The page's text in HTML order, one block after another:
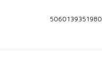
5060139351980